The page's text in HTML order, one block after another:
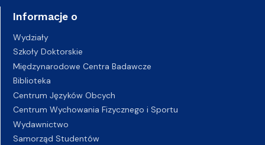
Informacje o
Wydziały
Szkoły Doktorskie
Międzynarodowe Centra Badawcze
Biblioteka
Centrum Języków Obcych
Centrum Wychowania Fizycznego i Sportu
Wydawnictwo
Samorząd Studentów